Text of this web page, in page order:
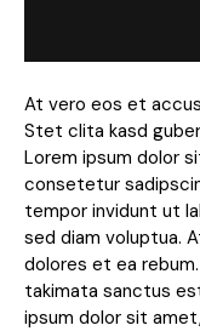
At vero eos et
Stet clita kasd
Lorem ipsum dolor
consetetur
tempor invidunt ut
sed diam voluptua.
dolores et ea
takimata sanctus
ipsum dolor sit